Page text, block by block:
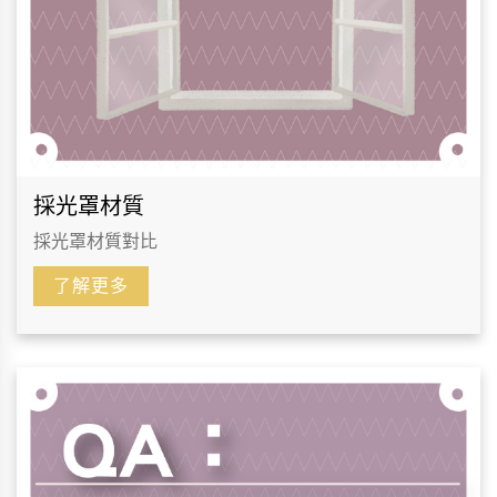
採光罩材質
採光罩材質對比
了解更多